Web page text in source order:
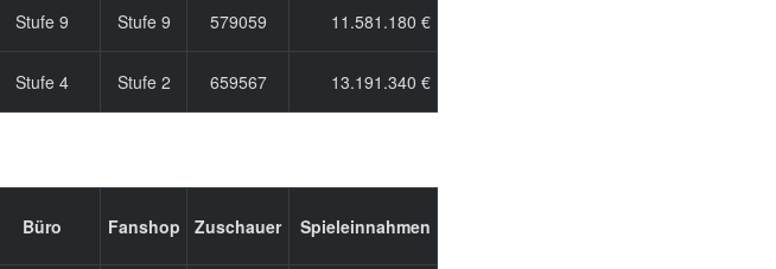
Stufe 9 Stufe 9 579059 11.581.180 €
Stufe 4 Stufe 2 659567 13.191.340 €
Büro Fanshop Zuschauer Spieleinnahmen